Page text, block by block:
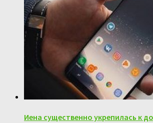
Иена существенно укрепилась к